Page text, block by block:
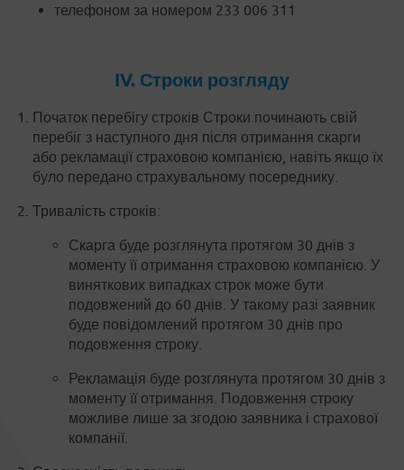
телефоном за номером 233 006 311
IV. Строки розгляду
Початок перебігу строків Строки починають свій
перебіг з наступного дня після отримання скарги
або рекламації страховою компанією, навіть якщо їх
було передано страхувальному посереднику.
Тривалість строків:
Скарга буде розглянута протягом 30 днів з
моменту її отримання страховою компанією. У
виняткових випадках строк може бути
подовжений до 60 днів. У такому разі заявник
буде повідомлений протягом 30 днів про
подовження строку.
Рекламація буде розглянута протягом 30 днів з
моменту її отримання. Подовження строку
можливе лише за згодою заявника і страхової
компанії.